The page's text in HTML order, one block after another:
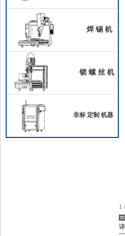
焊 锡 机
锁 螺 丝 机
非标 定制 机器
1